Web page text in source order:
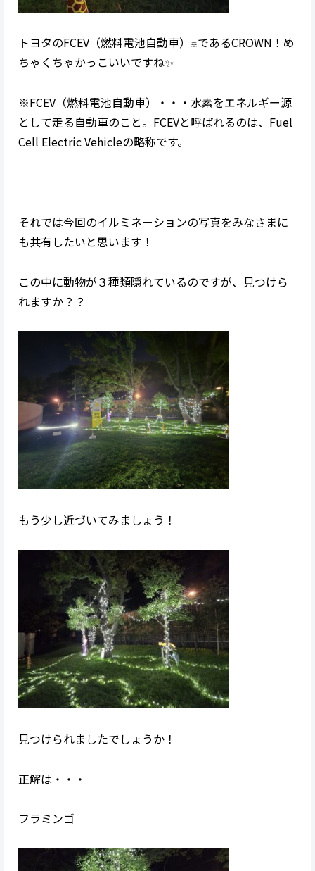
トヨタのFCEV（燃料電池自動車） ※であるCROWN！め
ちゃくちゃかっこいいですね✨
※FCEV（燃料電池自動車）・・・水素をエネルギー源
として走る自動車のこと。FCEVと呼ばれるのは、Fuel
Cell Electric Vehicleの略称です。
それでは今回のイルミネーションの写真をみなさまに
も共有したいと思います！
この中に動物が３種類隠れているのですが、見つけら
れますか？？
もう少し近づいてみましょう！
見つけられましたでしょうか！
正解は・・・
フラミンゴ